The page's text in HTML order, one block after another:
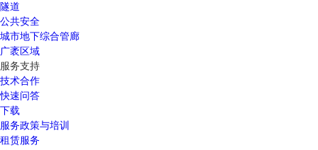
隧道
公共安全
城市地下综合管廊
广袤区域
服务支持
技术合作
快速问答
下载
服务政策与培训
租赁服务